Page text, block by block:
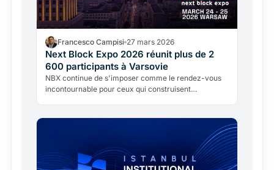
Francesco Campisi 27 mars 2026
Next Block Expo 2026 réunit plus de 2
600 participants à Varsovie
NBX continue de s'imposer comme le rendez-vous
incontournable pour ceux qui construisent